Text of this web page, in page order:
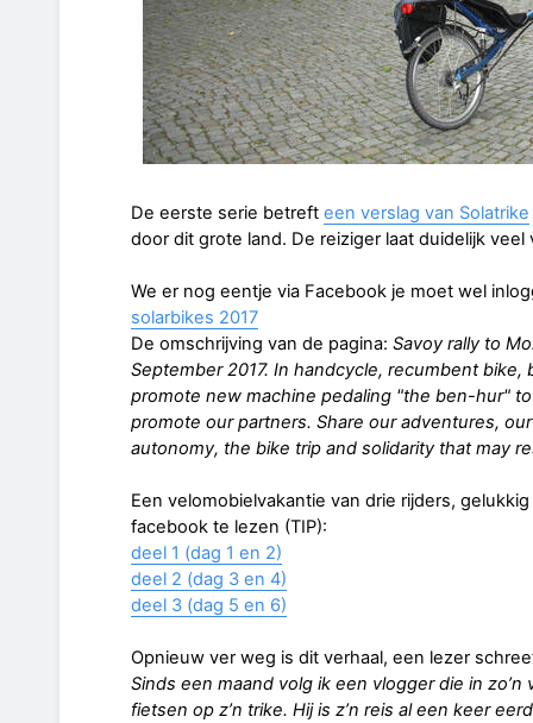
De eerste serie betreft een verslag van Solatrike
door dit grote land. De reiziger laat duidelijk
We er nog eentje via Facebook je moet wel
solarbikes 2017
De omschrijving van de pagina: Savoy rally to
September 2017. In handcycle, recumbent bike,
promote new machine pedaling "the ben-hur"
promote our partners. Share our adventures,
autonomy, the bike trip and solidarity that may
Een velomobielvakantie van drie rijders,
facebook te lezen (TIP):
deel 1 (dag 1 en 2)
deel 2 (dag 3 en 4)
deel 3 (dag 5 en 6)
Opnieuw ver weg is dit verhaal, een lezer
Sinds een maand volg ik een vlogger die in
fietsen op z’n trike. Hij is z’n reis al een keer